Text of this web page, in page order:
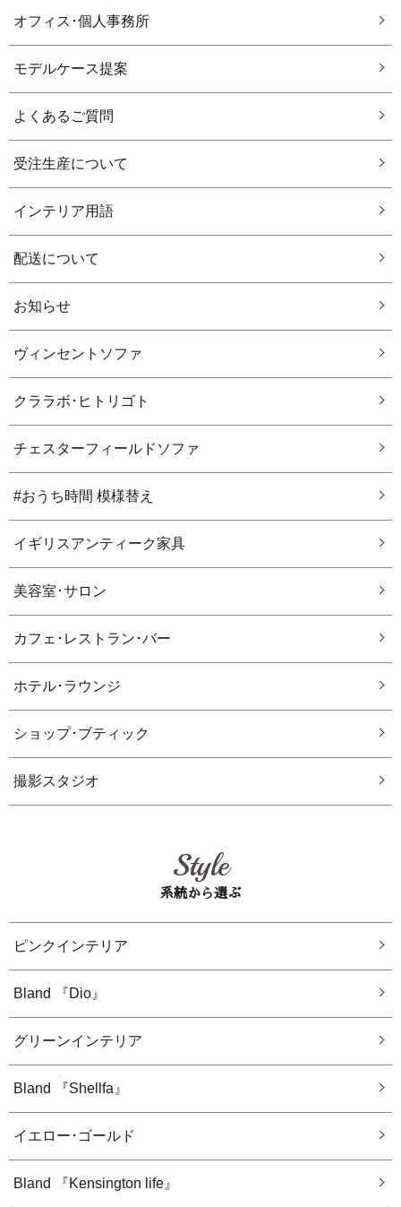
オフィス･個人事務所
モデルケース提案
よくあるご質問
受注生産について
インテリア用語
配送について
お知らせ
ヴィンセントソファ
クララボ･ヒトリゴト
チェスターフィールドソファ
#おうち時間 模様替え
イギリスアンティーク家具
美容室･サロン
カフェ･レストラン･バー
ホテル･ラウンジ
ショップ･ブティック
撮影スタジオ
Style
系統から選ぶ
ピンクインテリア
Bland 『Dio』
グリーンインテリア
Bland 『Shellfa』
イエロー･ゴールド
Bland 『Kensington life』